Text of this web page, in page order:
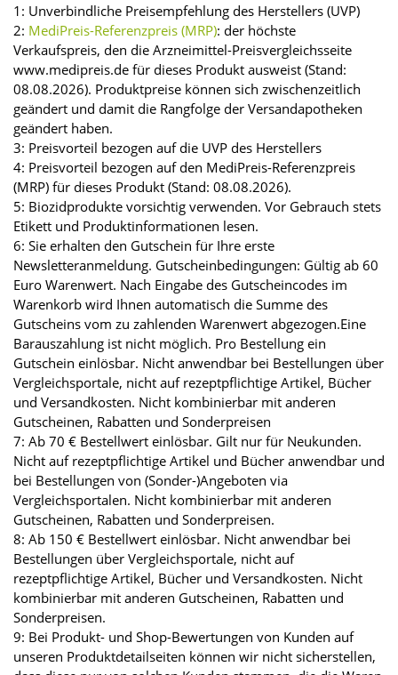
1: Unverbindliche Preisempfehlung des Herstellers (UVP)
2: MediPreis-Referenzpreis (MRP): der höchste
Verkaufspreis, den die Arzneimittel-Preisvergleichsseite
www.medipreis.de für dieses Produkt ausweist (Stand:
08.08.2026). Produktpreise können sich zwischenzeitlich
geändert und damit die Rangfolge der Versandapotheken
geändert haben.
3: Preisvorteil bezogen auf die UVP des Herstellers
4: Preisvorteil bezogen auf den MediPreis-Referenzpreis
(MRP) für dieses Produkt (Stand: 08.08.2026).
5: Biozidprodukte vorsichtig verwenden. Vor Gebrauch stets
Etikett und Produktinformationen lesen.
6: Sie erhalten den Gutschein für Ihre erste
Newsletteranmeldung. Gutscheinbedingungen: Gültig ab 60
Euro Warenwert. Nach Eingabe des Gutscheincodes im
Warenkorb wird Ihnen automatisch die Summe des
Gutscheins vom zu zahlenden Warenwert abgezogen.Eine
Barauszahlung ist nicht möglich. Pro Bestellung ein
Gutschein einlösbar. Nicht anwendbar bei Bestellungen über
Vergleichsportale, nicht auf rezeptpflichtige Artikel, Bücher
und Versandkosten. Nicht kombinierbar mit anderen
Gutscheinen, Rabatten und Sonderpreisen
7: Ab 70 € Bestellwert einlösbar. Gilt nur für Neukunden.
Nicht auf rezeptpflichtige Artikel und Bücher anwendbar und
bei Bestellungen von (Sonder-)Angeboten via
Vergleichsportalen. Nicht kombinierbar mit anderen
Gutscheinen, Rabatten und Sonderpreisen.
8: Ab 150 € Bestellwert einlösbar. Nicht anwendbar bei
Bestellungen über Vergleichsportale, nicht auf
rezeptpflichtige Artikel, Bücher und Versandkosten. Nicht
kombinierbar mit anderen Gutscheinen, Rabatten und
Sonderpreisen.
9: Bei Produkt- und Shop-Bewertungen von Kunden auf
unseren Produktdetailseiten können wir nicht sicherstellen,